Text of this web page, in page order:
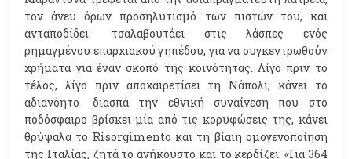
τον άνευ όρων προσηλυτισμό των πιστών του, και
ανταποδίδει∙ τσαλαβουτάει στις λάσπες ενός
ρημαγμένου επαρχιακού γηπέδου, για να συγκεντρωθούν
χρήματα για έναν σκοπό της κοινότητας. Λίγο πριν το
τέλος, λίγο πριν αποχαιρετίσει τη Νάπολι, κάνει το
αδιανόητο∙ διασπά την εθνική συναίνεση που στο
ποδόσφαιρο βρίσκει μία από τις κορυφώσεις της, κάνει
θρύψαλα το Risorgimento και τη βίαιη ομογενοποίηση
της Ιταλίας, ζητά το ανήκουστο και το κερδίζει: «Για 364